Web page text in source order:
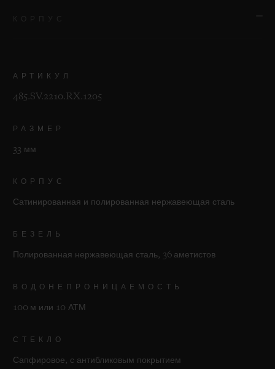
АРТИКУЛ
485.SV.2210.RX.1205
РАЗМЕР
33 мм
КОРПУС
Сатинированная и полированная нержавеющая сталь
БЕЗЕЛЬ
Полированная нержавеющая сталь, 36 аметистов
ВОДОНЕПРОНИЦАЕМОСТЬ
100 м или 10 АТМ
СТЕКЛО
Сапфировое, с антибликовым покрытием